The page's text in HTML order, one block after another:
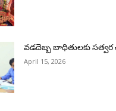
వడదెబ్బ బాధితులకు సత్వర
April 15, 2026